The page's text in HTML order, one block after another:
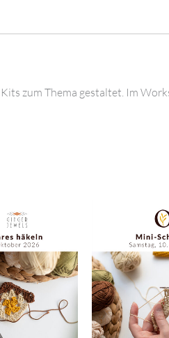
zum Thema gestaltet. Im